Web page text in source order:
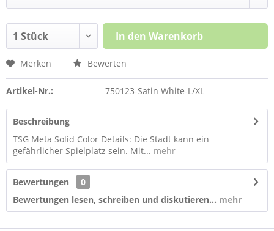
In den Warenkorb
Merken Bewerten
Artikel-Nr.: 750123-Satin White-L/XL
Beschreibung
TSG Meta Solid Color Details: Die Stadt kann ein
gefährlicher Spielplatz sein. Mit... mehr
Bewertungen
0
Bewertungen lesen, schreiben und diskutieren... mehr